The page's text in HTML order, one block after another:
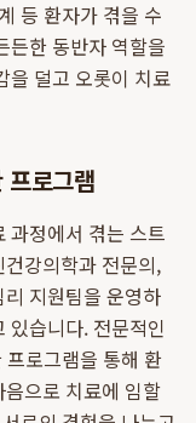
등 환자가 겪을 수
든한 동반자 역할을
을 덜고 오롯이 치료
프로그램
과정에서 겪는 스트
강의학과 전문의,
지원팀을 운영하
있습니다. 전문적인
로그램을 통해 환
으로 치료에 임할